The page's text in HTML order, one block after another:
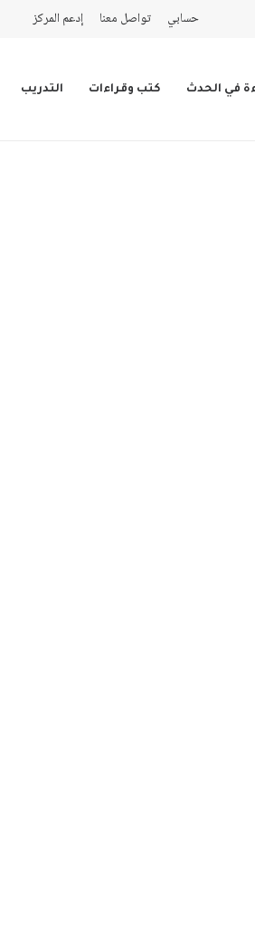
حسابي تواصل معنا إدعم المركز
في الحدث كتب وقراءات التدريب